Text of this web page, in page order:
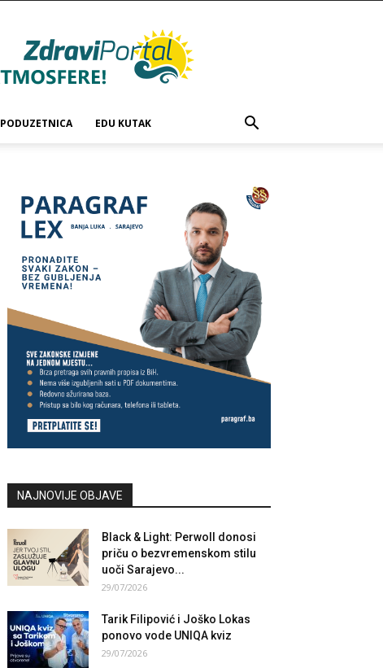
PODUZETNICA EDU KUTAK
NAJNOVIJE OBJAVE
Black & Light: Perwoll donosi
priču o bezvremenskom stilu
uoči Sarajevo...
29/07/2026
Tarik Filipović i Joško Lokas
ponovo vode UNIQA kviz
29/07/2026